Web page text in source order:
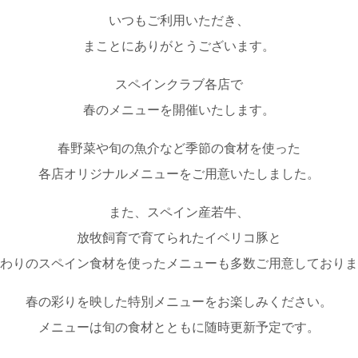
いつもご利用いただき、
まことにありがとうございます。
スペインクラブ各店で
春のメニューを開催いたします。
春野菜や旬の魚介など季節の食材を使った
各店オリジナルメニューをご用意いたしました。
また、スペイン産若牛、
放牧飼育で育てられたイベリコ豚と
りのスペイン食材を使ったメニューも多数ご用意しており
春の彩りを映した特別メニューをお楽しみください。
メニューは旬の食材とともに随時更新予定です。